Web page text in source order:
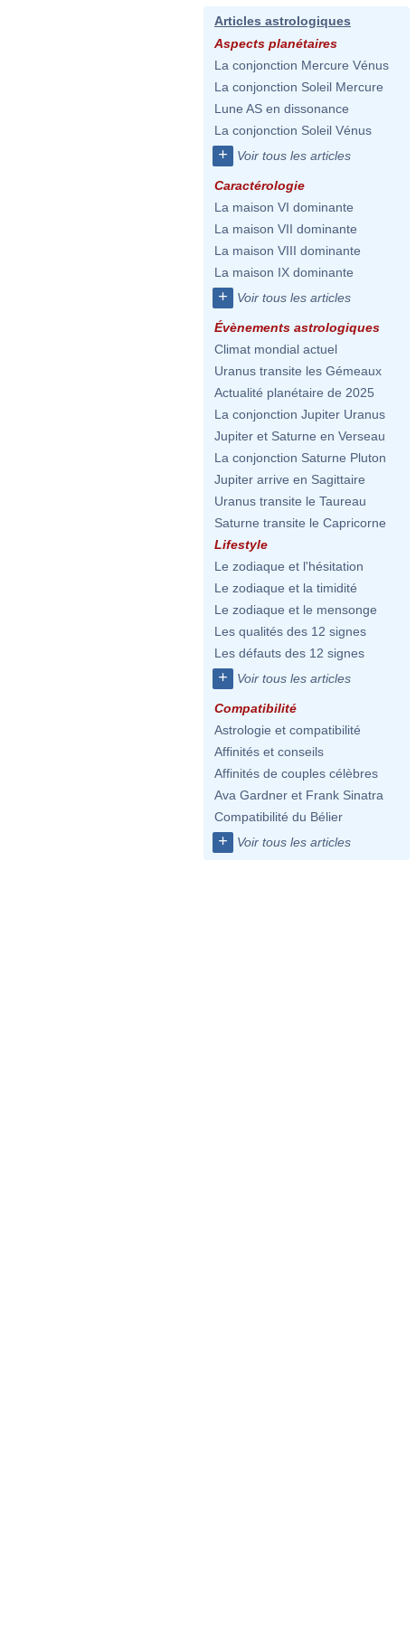
Articles astrologiques
Aspects planétaires
La conjonction Mercure Vénus
La conjonction Soleil Mercure
Lune AS en dissonance
La conjonction Soleil Vénus
+ Voir tous les articles
Caractérologie
La maison VI dominante
La maison VII dominante
La maison VIII dominante
La maison IX dominante
+ Voir tous les articles
Évènements astrologiques
Climat mondial actuel
Uranus transite les Gémeaux
Actualité planétaire de 2025
La conjonction Jupiter Uranus
Jupiter et Saturne en Verseau
La conjonction Saturne Pluton
Jupiter arrive en Sagittaire
Uranus transite le Taureau
Saturne transite le Capricorne
Lifestyle
Le zodiaque et l'hésitation
Le zodiaque et la timidité
Le zodiaque et le mensonge
Les qualités des 12 signes
Les défauts des 12 signes
+ Voir tous les articles
Compatibilité
Astrologie et compatibilité
Affinités et conseils
Affinités de couples célèbres
Ava Gardner et Frank Sinatra
Compatibilité du Bélier
+ Voir tous les articles